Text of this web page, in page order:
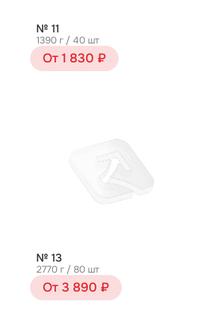
№ 11
1390 г / 40 шт
От 1 830 ₽
№ 13
2770 г / 80 шт
От 3 890 ₽